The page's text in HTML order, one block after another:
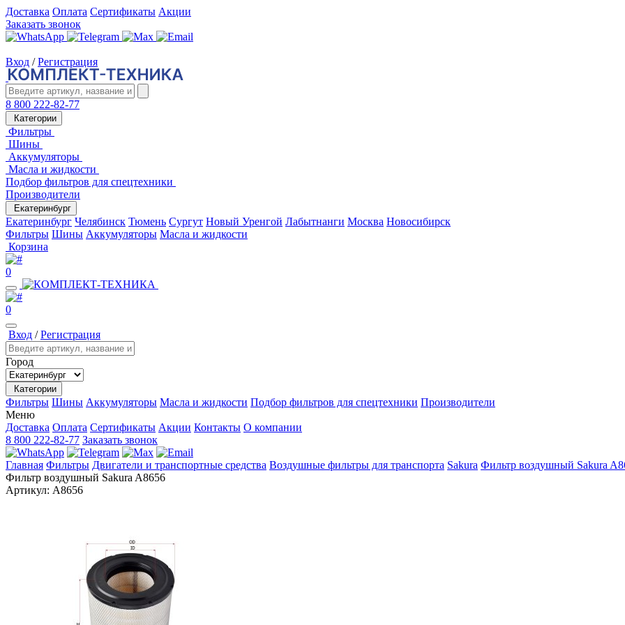
Доставка Оплата Сертификаты Акции
Заказать звонок
Вход / Регистрация
8 800 222-82-77
Категории
Фильтры
Шины
Аккумуляторы
Масла и жидкости
Подбор фильтров для спецтехники
Производители
Екатеринбург
Екатеринбург Челябинск Тюмень Сургут Новый Уренгой Лабытнанги Москва Новосибирск
Фильтры Шины Аккумуляторы Масла и жидкости
Корзина
0
0
Вход /Регистрация
Город
Категории
Фильтры Шины Аккумуляторы Масла и жидкости Подбор фильтров для спецтехники Производители
Меню
Доставка Оплата Сертификаты Акции Контакты О компании
8 800 222-82-77 Заказать звонок
Главная Фильтры Двигатели и транспортные средства Воздушные фильтры для транспорта Sakura Фильтр воздушный Sakura
Фильтр воздушный Sakura A8656
Артикул: A8656